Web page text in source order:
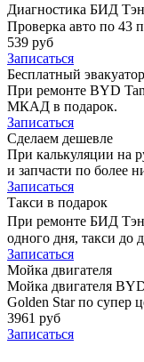
Диагностика БИД
Проверка авто по 43
539 руб
Записаться
Бесплатный эвакуатор
При ремонте BYD
МКАД в подарок.
Записаться
Сделаем дешевле
При калькуляции на
и запчасти по более
Записаться
Такси в подарок
При ремонте БИД
одного дня, такси до
Записаться
Мойка двигателя
Мойка двигателя
Golden Star по супер
3961 руб
Записаться